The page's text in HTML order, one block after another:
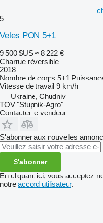
5
Veles PON 5+1
9 500 $US ≈ 8 222 €
Charrue réversible
2018
Nombre de corps 5+1
Vitesse de travail 9 km/h
Ukraine, Chudniv
TOV "Stupnik-Agro"
Contacter le vendeur
S'abonner aux nouvelles
S'abonner
En cliquant ici, vous acceptez
notre accord utilisateur.